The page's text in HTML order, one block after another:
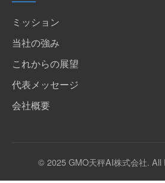
ミッション
当社の強み
これからの展望
代表メッセージ
会社概要
© 2025 GMO天秤AI株式会社. All